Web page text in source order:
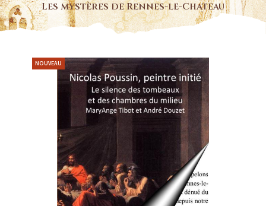
Les mystères de Rennes-le-Chateau
NOUVEAU